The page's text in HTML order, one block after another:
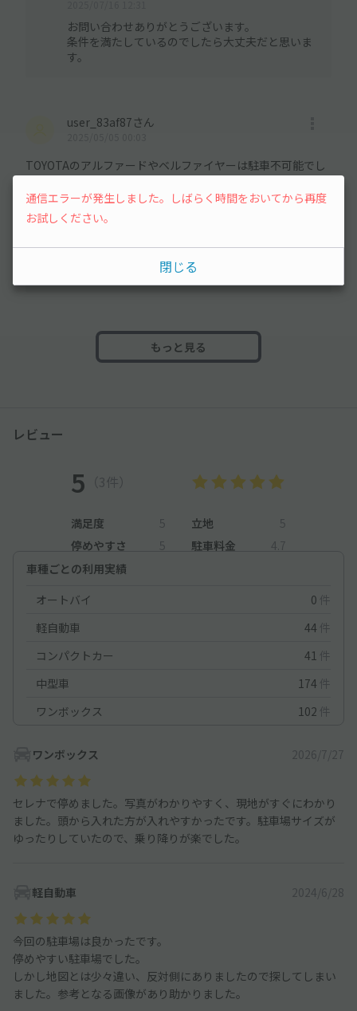
お問い合わせありがとうございます。
条件を満たしているのでしたら大丈夫だと思いま
す。
user_83af87さん
TOYOTAのアルファードやベルファイヤーは駐車不可能でし
ょうか？
オーナーさんの回答
アルファードをとめた事があります。
もっと見る
レビュー
5 （3件）
満足度 5 立地
5
停めやすさ
5 駐車料金
4.7
車種ごとの利用実績
オートバイ
0 件
軽自動車
44 件
コンパクトカー
41 件
中型車
174 件
ワンボックス
102 件
ワンボックス 2026/7/27
セレナで停めました。写真がわかりやすく、現地がすぐにわかり
ました。頭から入れた方が入れやすかったです。駐車場サイズが
ゆったりしていたので、乗り降りが楽でした。
軽自動車 2024/6/28
今回の駐車場は良かったです。
停めやすい駐車場でした。
しかし地図とは少々違い、反対側にありましたので探してしまい
ました。参考となる画像があり助かりました。
通信エラーが発生しました。しばらく時間をおいてから再度
お試しください。
閉じる